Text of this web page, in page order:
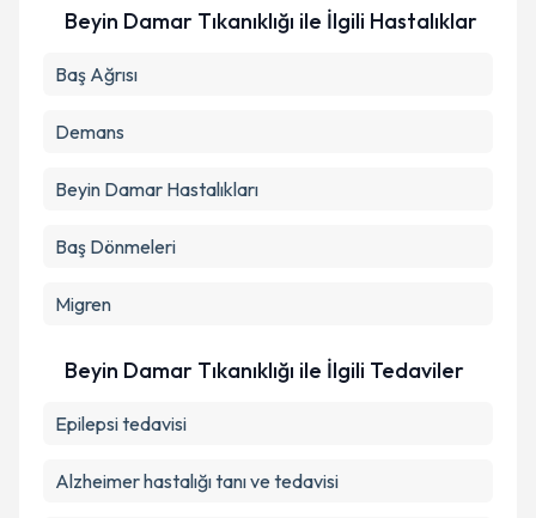
Beyin Damar Tıkanıklığı ile İlgili Hastalıklar
Baş Ağrısı
Demans
Beyin Damar Hastalıkları
Baş Dönmeleri
Migren
Beyin Damar Tıkanıklığı ile İlgili Tedaviler
Epilepsi tedavisi
Alzheimer hastalığı tanı ve tedavisi